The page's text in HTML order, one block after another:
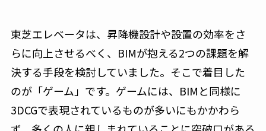
東芝エレベータは、昇降機設計や設置の効率をさ
らに向上させるべく、BIMが抱える2つの課題を解
決する手段を検討していました。そこで着目した
のが「ゲーム」です。ゲームには、BIMと同様に
3DCGで表現されているものが多いにもかかわら